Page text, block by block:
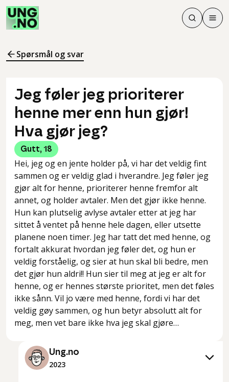
Søk
Søk
Meny
Spørsmål og svar
Jeg føler jeg prioriterer
henne mer enn hun gjør!
Hva gjør jeg?
Gutt, 18
Hei, jeg og en jente holder på, vi har det veldig fint
sammen og er veldig glad i hverandre. Jeg føler jeg
gjør alt for henne, prioriterer henne fremfor alt
annet, og holder avtaler. Men det gjør ikke henne.
Hun kan plutselig avlyse avtaler etter at jeg har
sittet å ventet på henne hele dagen, eller utsette
planene noen timer. Jeg har tatt det med henne, og
fortalt akkurat hvordan jeg føler det, og hun er
veldig forståelig, og sier at hun skal bli bedre, men
det gjør hun aldri!! Hun sier til meg at jeg er alt for
henne, og er hennes største prioritet, men det føles
ikke sånn. Vil jo være med henne, fordi vi har det
veldig gøy sammen, og hun betyr absolutt alt for
meg, men vet bare ikke hva jeg skal gjøre…
Ung.no
2023